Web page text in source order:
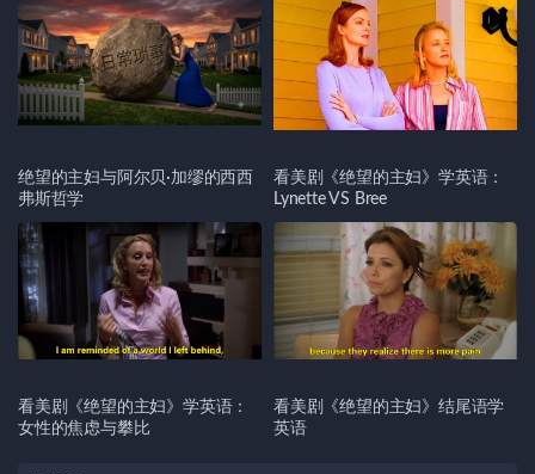
绝望的主妇与阿尔贝·加缪的西西
弗斯哲学
看美剧《绝望的主妇》学英语：
Lynette VS Bree
看美剧《绝望的主妇》学英语：
女性的焦虑与攀比
看美剧《绝望的主妇》结尾语学
英语